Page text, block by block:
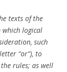
texts of the
logical
such
“or”), to
rules; as well